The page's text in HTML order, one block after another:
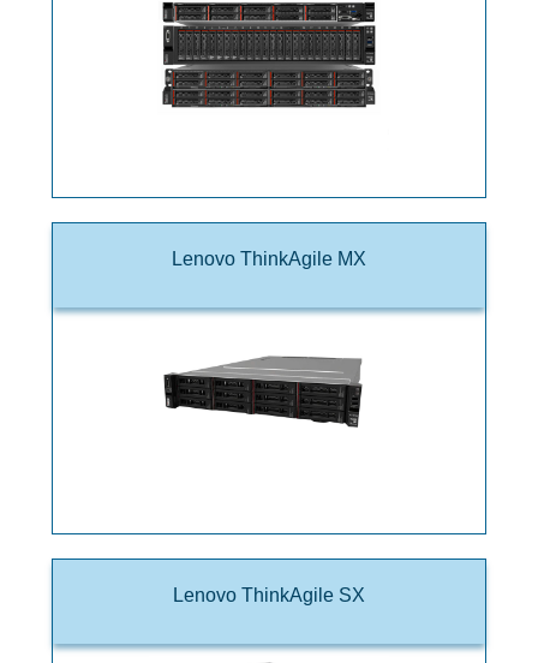
Lenovo ThinkAgile MX
Lenovo ThinkAgile SX